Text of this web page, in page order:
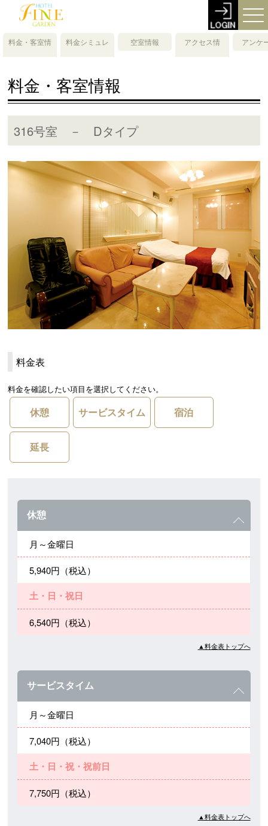
料金・客室情
料金シミュレ
空室情報
アクセス情
アンケ
料金・客室情報
316号室 － Dタイプ
料金表
料金を確認したい項目を選択してください。
休憩 サービスタイム 宿泊
延長
休憩
月～金曜日
5,940円（税込）
土・日・祝日
6,540円（税込）
▲料金表トップへ
サービスタイム
月～金曜日
7,040円（税込）
土・日・祝・祝前日
7,750円（税込）
▲料金表トップへ